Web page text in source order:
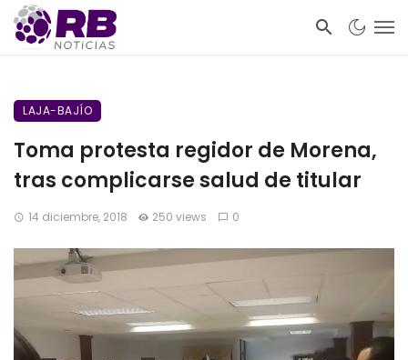
LAJA-BAJÍO
Toma protesta regidor de Morena,
tras complicarse salud de titular
14 diciembre, 2018 250 views 0